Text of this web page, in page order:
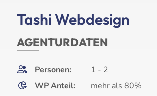
Tashi Webdesign
AGENTURDATEN
Personen:
1 - 2
WP Anteil:
mehr als 80%